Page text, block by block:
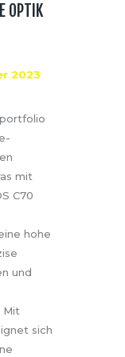
OPTIK
2023
mit
C70
hohe
und
Mit
sich